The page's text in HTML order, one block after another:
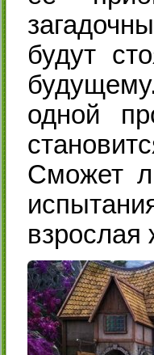
будут
одной
Сможет
взрослая